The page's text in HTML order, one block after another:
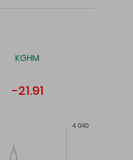
KGHM
-21.91
4 040